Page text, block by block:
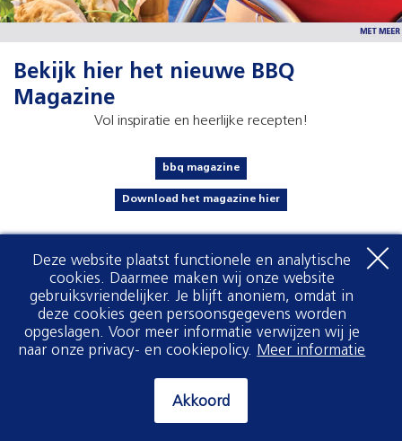
Bekijk hier het nieuwe BBQ
Magazine
Vol inspiratie en heerlijke recepten!
bbq magazine
Download het magazine hier
Deze website plaatst functionele en analytische
cookies. Daarmee maken wij onze website
gebruiksvriendelijker. Je blijft anoniem, omdat in
deze cookies geen persoonsgegevens worden
opgeslagen. Voor meer informatie verwijzen wij je
naar onze privacy- en cookiepolicy. Meer informatie
Akkoord